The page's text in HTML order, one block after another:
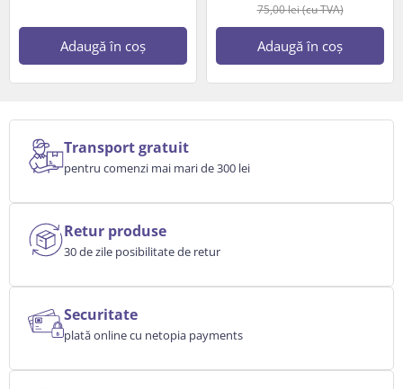
Adaugă în coș
75,00lei(cu TVA)
Adaugă în coș
Transport gratuit
pentru comenzi mai mari de 300 lei
Retur produse
30 de zile posibilitate de retur
Securitate
plată online cu netopia payments